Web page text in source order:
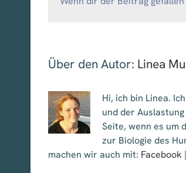
Über den Autor: Linea
Hi, ich bin Linea.
und der
Seite, wenn es um
zur Biologie des
machen wir auch mit: Facebook |